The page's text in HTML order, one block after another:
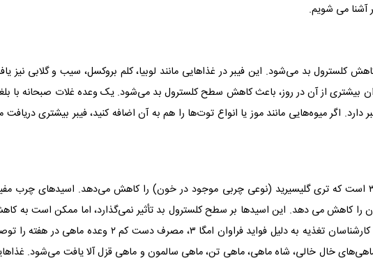
آشنا می شویم.
کلسترول بد می‌شود. این فیبر در غذاهایی مانند لوبیا، کلم بروکسل، سیب و گلابی نیز
فیبر یا حتی میزان بیشتری از آن در روز، باعث کاهش سطح کلسترول بد می‌شود. یک وعده غلات صبحانه با
سبوس جو دوسر حدود ۳ تا ۴ گرم فیبر دارد. اگر میوه‌هایی مانند موز یا انواع توت‌ها را هم به آن اضافه کنید، فیبر بیشتری
ماهی دارای سطح بالایی از اسیدهای چرب امگا ۳ است که‌ تری گلیسیرید (نوعی چربی موجود در خون) را کاهش می‌دهد. اسیدهای چرب
کاهش می دهد. این اسیدها بر سطح کلسترول بد تأثیر نمی‌گذارد، اما ممکن است به
‌تری گلیسیرید و افزایش کلسترول خوب کمک کند. کارشناسان تغذیه به دلیل فواید فراوان امگا ۳، مصرف دست کم ۲ وعده ماهی در
بالاترین سطح اسیدهای چرب امگا ۳ در ماهی‌های خال خالی، شاه ماهی، ماهی تن، ماهی سالمون و ماهی قزل آلا یافت می‌شود.